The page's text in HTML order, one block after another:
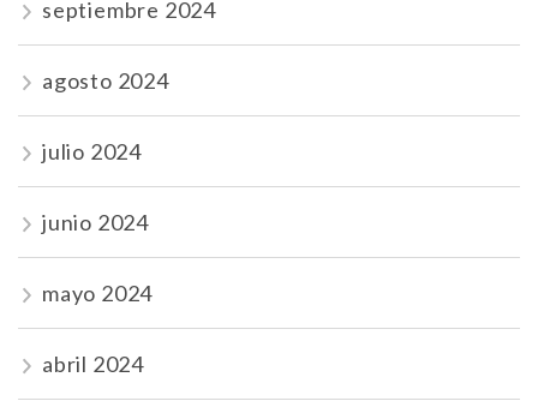
septiembre 2024
agosto 2024
julio 2024
junio 2024
mayo 2024
abril 2024